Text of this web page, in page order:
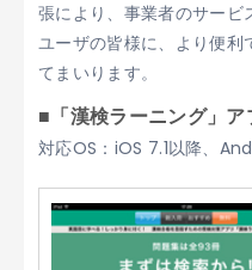
張により、事業者のサービ
ユーザの皆様に、より便利
てまいります。
■「漢検ラーニング」
対応OS：iOS 7.1以降、